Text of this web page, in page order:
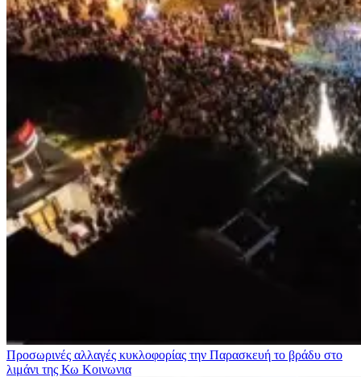
Προσωρινές αλλαγές κυκλοφορίας την Παρασκευή το βράδυ στο
λιμάνι της Κω Κοινωνια